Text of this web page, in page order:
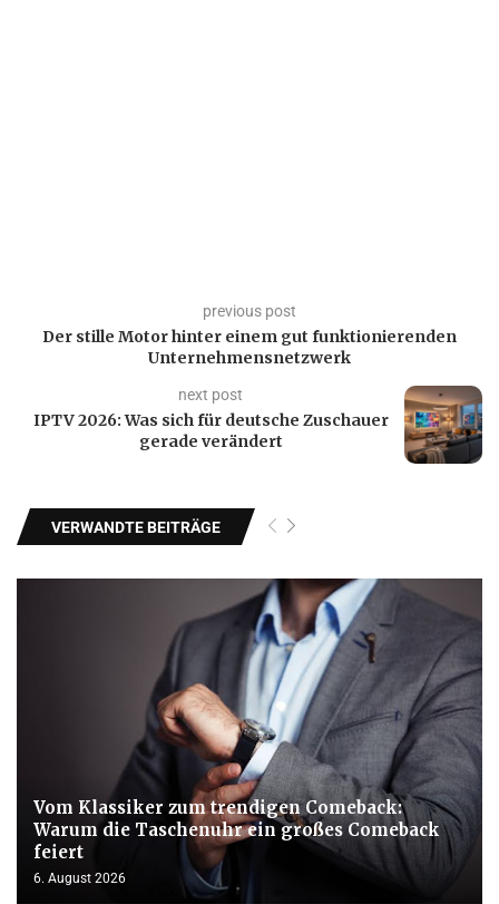
previous post
Der stille Motor hinter einem gut funktionierenden
Unternehmensnetzwerk
next post
IPTV 2026: Was sich für deutsche Zuschauer
gerade verändert
VERWANDTE BEITRÄGE
Vom Klassiker zum trendigen Comeback:
Warum die Taschenuhr ein großes Comeback
feiert
6. August 2026